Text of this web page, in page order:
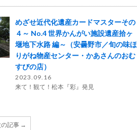
めざせ近代化遺産カードマスターその
４～ No.4 世界かんがい施設遺産拾ヶ
堰地下水路 編～（安曇野市／旬の味ほ
りがね物産センター・かあさんのおむ
すびの店）
2023.09.16
来て！観て！松本『彩』発見
の記事 →